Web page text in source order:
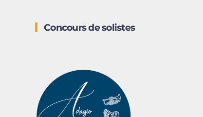
Concours de solistes